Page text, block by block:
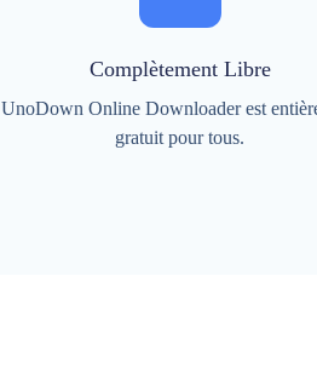
Complètement Libre
UnoDown Online Downloader est
gratuit pour tous.